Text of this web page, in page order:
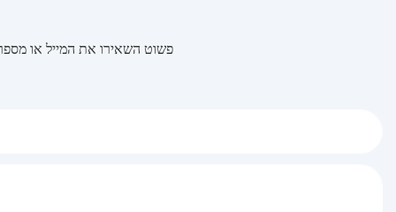
פשוט השאירו את המייל או